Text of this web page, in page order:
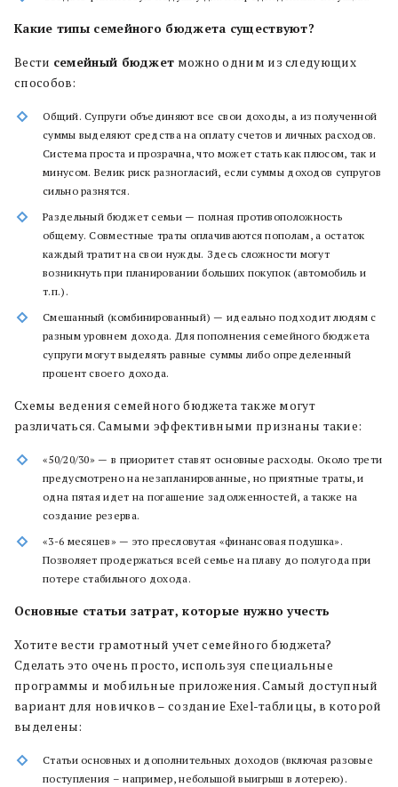
Какие типы семейного бюджета существуют?
Вести семейный бюджет можно одним из следующих
способов:
Общий. Супруги объединяют все свои доходы, а из полученной
суммы выделяют средства на оплату счетов и личных расходов.
Система проста и прозрачна, что может стать как плюсом, так и
минусом. Велик риск разногласий, если суммы доходов супругов
сильно разнятся.
Раздельный бюджет семьи — полная противоположность
общему. Совместные траты оплачиваются пополам, а остаток
каждый тратит на свои нужды. Здесь сложности могут
возникнуть при планировании больших покупок (автомобиль и
т.п.).
Смешанный (комбинированный) — идеально подходит людям с
разным уровнем дохода. Для пополнения семейного бюджета
супруги могут выделять равные суммы либо определенный
процент своего дохода.
Схемы ведения семейного бюджета также могут
различаться. Самыми эффективными признаны такие:
«50/20/30» — в приоритет ставят основные расходы. Около трети
предусмотрено на незапланированные, но приятные траты, и
одна пятая идет на погашение задолженностей, а также на
создание резерва.
«3-6 месяцев» — это пресловутая «финансовая подушка».
Позволяет продержаться всей семье на плаву до полугода при
потере стабильного дохода.
Основные статьи затрат, которые нужно учесть
Хотите вести грамотный учет семейного бюджета?
Сделать это очень просто, используя специальные
программы и мобильные приложения. Самый доступный
вариант для новичков – создание Exel-таблицы, в которой
выделены:
Статьи основных и дополнительных доходов (включая разовые
поступления – например, небольшой выигрыш в лотерею).